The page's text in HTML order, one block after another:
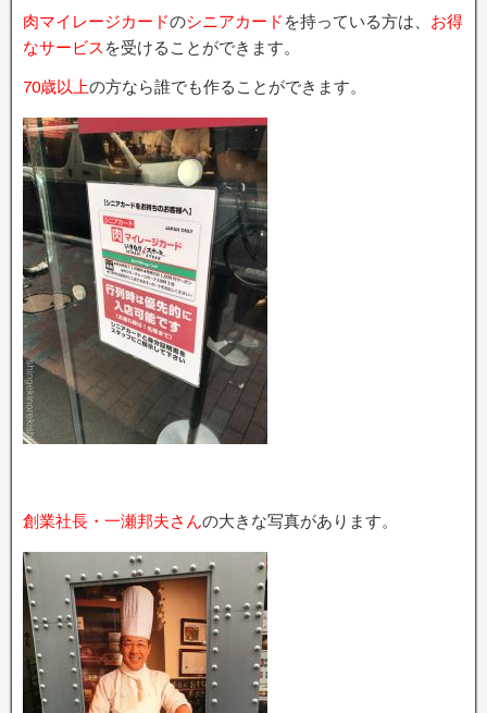
肉マイレージカードのシニアカード を持っている方は、 お得
なサービス を受けることができます。
70歳以上の方なら誰でも作ることができます。
創業社長・一瀬邦夫さんの大きな写真があります。